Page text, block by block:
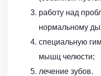
работу над
нормальному
специальную
мышц челюсти;
лечение зубов.